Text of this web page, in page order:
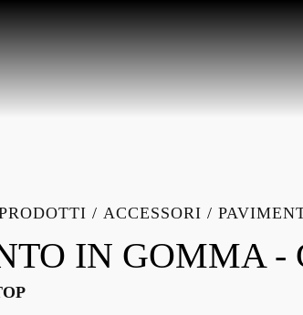
/ ACCESSORI /
IN GOMMA -